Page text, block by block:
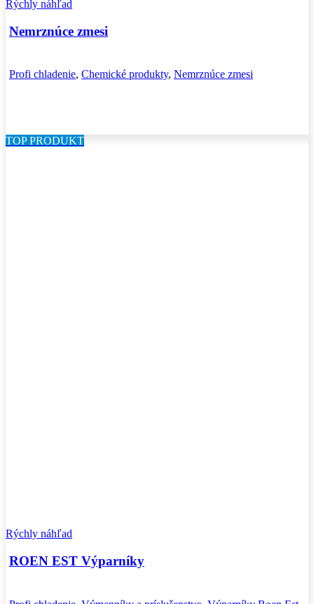
Rýchly náhľad
Nemrznúce zmesi
Profi chladenie, Chemické produkty, Nemrznúce zmesi
TOP PRODUKT
Rýchly náhľad
ROEN EST Výparníky